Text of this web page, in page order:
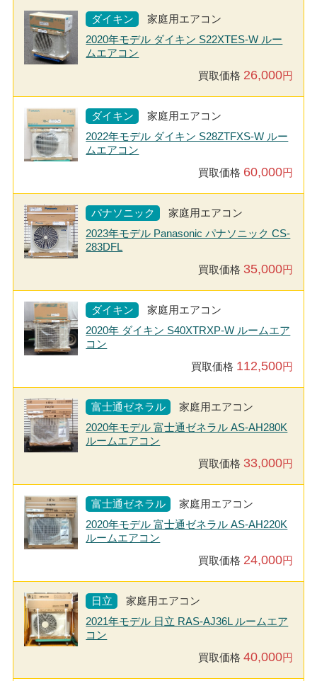
ダイキン
家庭用エアコン
2020年モデル ダイキン S22XTES-W ルー
ムエアコン
買取価格 26,000円
ダイキン
家庭用エアコン
2022年モデル ダイキン S28ZTFXS-W ルー
ムエアコン
買取価格 60,000円
パナソニック
家庭用エアコン
2023年モデル Panasonic パナソニック CS-
283DFL
買取価格 35,000円
ダイキン
家庭用エアコン
2020年 ダイキン S40XTRXP-W ルームエア
コン
買取価格 112,500円
富士通ゼネラル
家庭用エアコン
2020年モデル 富士通ゼネラル AS-AH280K
ルームエアコン
買取価格 33,000円
富士通ゼネラル
家庭用エアコン
2020年モデル 富士通ゼネラル AS-AH220K
ルームエアコン
買取価格 24,000円
日立
家庭用エアコン
2021年モデル 日立 RAS-AJ36L ルームエア
コン
買取価格40,000円